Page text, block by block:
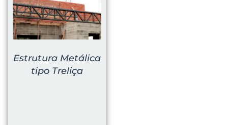
Estrutura Metálica
tipo Treliça